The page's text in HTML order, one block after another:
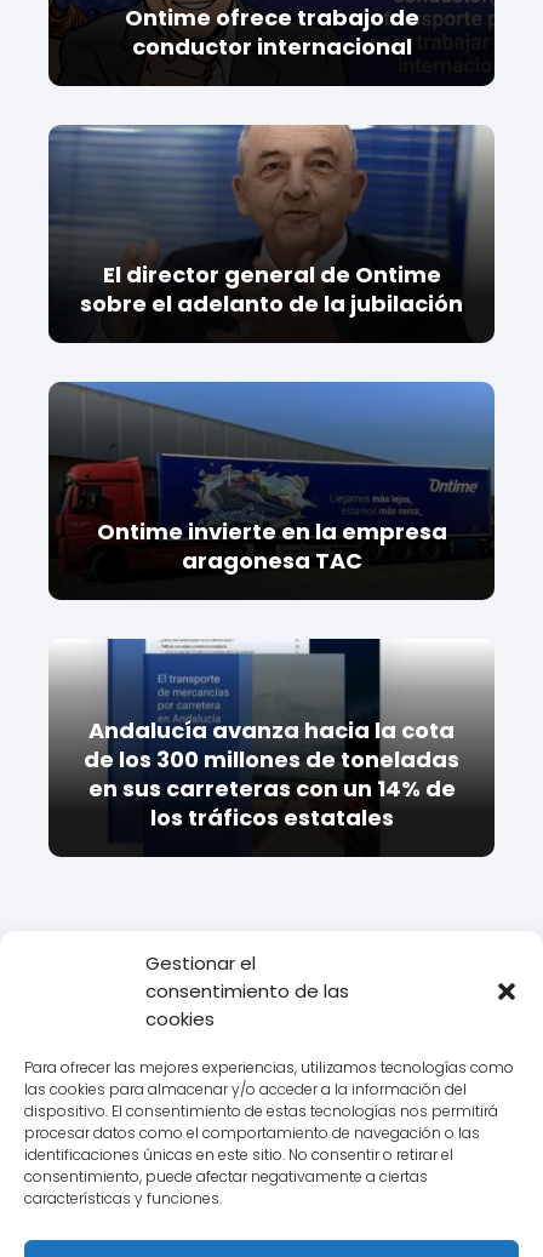
Gestionar el
consentimiento de las
cookies
Para ofrecer las mejores experiencias, utilizamos tecnologías como
las cookies para almacenar y/o acceder a la información del
dispositivo. El consentimiento de estas tecnologías nos permitirá
procesar datos como el comportamiento de navegación o las
identificaciones únicas en este sitio. No consentir o retirar el
consentimiento, puede afectar negativamente a ciertas
características y funciones.
Ontime ofrece trabajo de
conductor internacional
El director general de Ontime
sobre el adelanto de la jubilación
Ontime invierte en la empresa
aragonesa TAC
Andalucía avanza hacia la cota
de los 300 millones de toneladas
en sus carreteras con un 14% de
los tráficos estatales
Transporte
Descubre las novedades del DAF
Nuevo: Características y Especificaciones
Aviso legal
Política de Cookies
Política de Privacidad